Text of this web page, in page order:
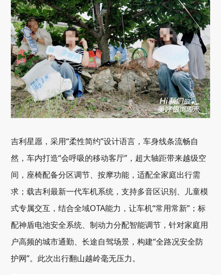
吉利星愿，采用“柔性简约”设计语言，车身线条流畅自
然，车内打造“会呼吸的移动客厅”，超大轴距带来越级空
间，座椅配备分区调节、按摩功能，适配全家庭出行需
求；载吉利最新一代车机系统，支持多音区识别、儿童模
式专属交互，结合全域OTA能力，让车机“常用常新”；标
配神盾电池安全系统、制动力分配智能调节，针对家庭用
户高频的城市通勤、长途自驾场景，构建“全路况安全防
护网”。此次出行翻山越岭毫无压力。